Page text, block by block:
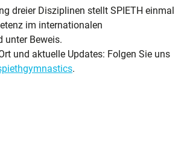
dreier Disziplinen stellt SPIETH einmal
im internationalen
unter Beweis.
und aktuelle Updates: Folgen Sie uns
.